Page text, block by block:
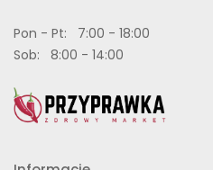
Pon - Pt: 7:00 - 18:00
Sob: 8:00 - 14:00